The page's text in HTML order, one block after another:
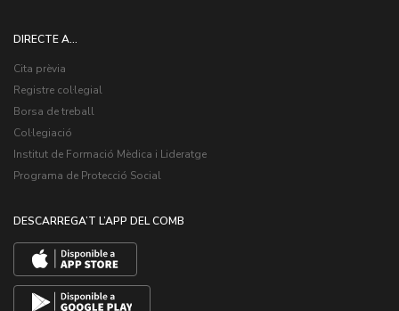
DIRECTE A...
Cita prèvia
Registre col·legial
Borsa de treball
Col·legiació
Institut de Formació Mèdica i Lideratge
Programa de Protecció Social
DESCARREGA’T L’APP DEL COMB